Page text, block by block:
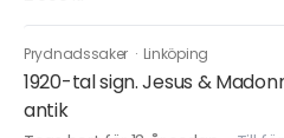
Prydnadssaker · Linköping
1920-tal sign. Jesus &
antik